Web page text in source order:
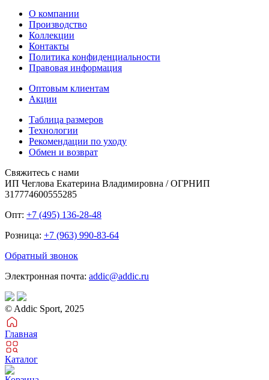
О компании
Производство
Коллекции
Контакты
Политика конфиденциальности
Правовая информация
Оптовым клиентам
Акции
Таблица размеров
Технологии
Рекомендации по уходу
Обмен и возврат
Свяжитесь с нами
ИП Чеглова Екатерина Владимировна / ОГРНИП
317774600555285
Опт: +7 (495) 136-28-48
Розница: +7 (963) 990-83-64
Обратный звонок
Электронная почта: addic@addic.ru
© Addic Sport, 2025
Главная
Каталог